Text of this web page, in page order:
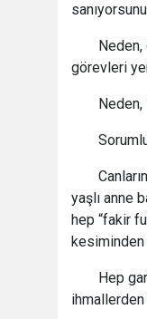
görevleri
yaşlı anne
hep “fakir
kesiminden
Hep